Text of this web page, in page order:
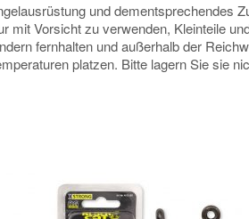
und dementsprechendes
mit Vorsicht zu verwenden, Kleinteile
fernhalten und außerhalb der
platzen. Bitte lagern Sie sie